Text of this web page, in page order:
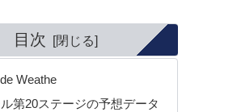
目次
Weathe
第20ステージの予想データ